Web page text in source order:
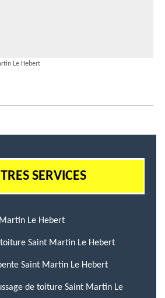
Le Hebert
SERVICES
Le Hebert
Saint Martin Le Hebert
Saint Martin Le Hebert
de toiture Saint Martin Le